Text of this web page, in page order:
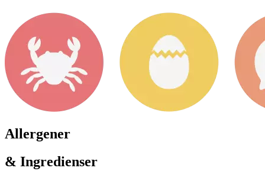
Allergener
& Ingredienser